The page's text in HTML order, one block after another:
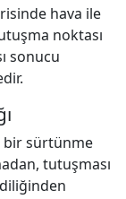
hava ile
noktası
sonucu
bir sürtünme
tutuşması